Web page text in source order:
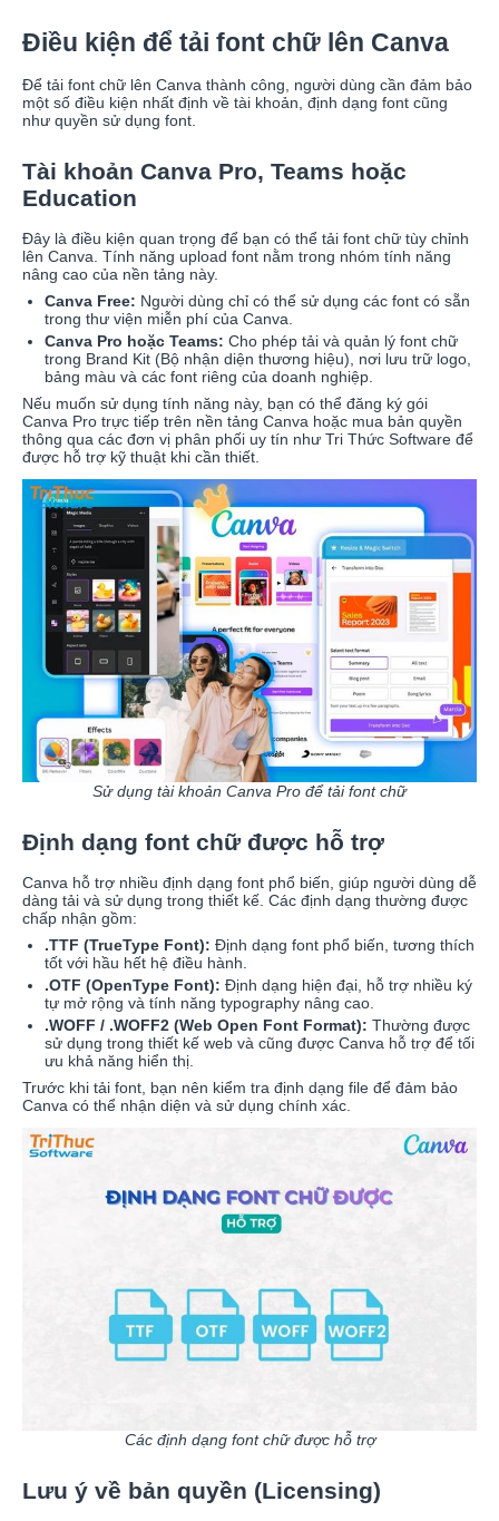
Điều kiện để tải font chữ lên Canva
Để tải font chữ lên Canva thành công, người dùng cần đảm bảo
một số điều kiện nhất định về tài khoản, định dạng font cũng
như quyền sử dụng font.
Tài khoản Canva Pro, Teams hoặc
Education
Đây là điều kiện quan trọng để bạn có thể tải font chữ tùy chỉnh
lên Canva. Tính năng upload font nằm trong nhóm tính năng
nâng cao của nền tảng này.
Canva Free: Người dùng chỉ có thể sử dụng các font có sẵn
trong thư viện miễn phí của Canva.
Canva Pro hoặc Teams: Cho phép tải và quản lý font chữ
trong Brand Kit (Bộ nhận diện thương hiệu), nơi lưu trữ logo,
bảng màu và các font riêng của doanh nghiệp.
Nếu muốn sử dụng tính năng này, bạn có thể đăng ký gói
Canva Pro trực tiếp trên nền tảng Canva hoặc mua bản quyền
thông qua các đơn vị phân phối uy tín như Tri Thức Software để
được hỗ trợ kỹ thuật khi cần thiết.
Sử dụng tài khoản Canva Pro để tải font chữ
Định dạng font chữ được hỗ trợ
Canva hỗ trợ nhiều định dạng font phổ biến, giúp người dùng dễ
dàng tải và sử dụng trong thiết kế. Các định dạng thường được
chấp nhận gồm:
.TTF (TrueType Font): Định dạng font phổ biến, tương thích
tốt với hầu hết hệ điều hành.
.OTF (OpenType Font): Định dạng hiện đại, hỗ trợ nhiều ký
tự mở rộng và tính năng typography nâng cao.
.WOFF / .WOFF2 (Web Open Font Format): Thường được
sử dụng trong thiết kế web và cũng được Canva hỗ trợ để tối
ưu khả năng hiển thị.
Trước khi tải font, bạn nên kiểm tra định dạng file để đảm bảo
Canva có thể nhận diện và sử dụng chính xác.
Các định dạng font chữ được hỗ trợ
Lưu ý về bản quyền (Licensing)